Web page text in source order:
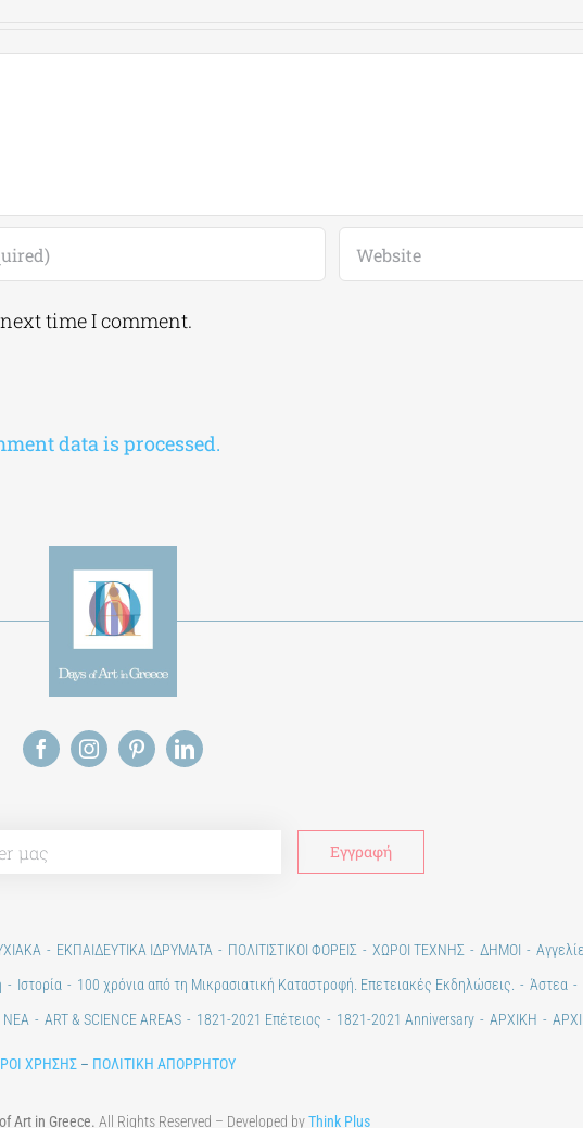
time I comment.
data is processed.
ΕΚΠΑΙΔΕΥΤΙΚΑ ΙΔΡΥΜΑΤΑ ΠΟΛΙΤΙΣΤΙΚΟΙ ΦΟΡΕΙΣ ΧΩΡΟΙ ΤΕΧΝΗΣ ΔΗΜΟΙ
Ιστορία 100 χρόνια από τη Μικρασιατική Καταστροφή. Επετειακές Εκδηλώσεις. Άστεα
ΝΕΑ ART & SCIENCE AREAS 1821-2021 Επέτειος 1821-2021 Anniversary ΑΡΧΙΚΗ
ΧΡΗΣΗΣ– ΠΟΛΙΤΙΚΗ ΑΠΟΡΡΗΤΟΥ
Art in Greece. All Rights Reserved – Developed byThink Plus